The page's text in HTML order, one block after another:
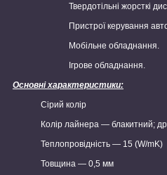
Твердотільні жорсткі
Пристрої керування
Мобільне обладнання.
Ігрове обладнання.
Основні характеристики:
Сірий колір
Колір лайнера — блакитний;
Теплопровідність — 15 (W/mK)
Товщина — 0,5 мм